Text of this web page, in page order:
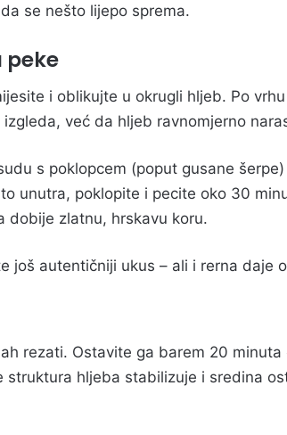
se nešto lijepo sprema.
peke
i oblikujte u okrugli hljeb. Po
već da hljeb ravnomjerno
s poklopcem (poput gusane
unutra, poklopite i pecite oko 30
dobije zlatnu, hrskavu koru.
još autentičniji ukus – ali i rerna daje
rezati. Ostavite ga barem 20 minuta
hljeba stabilizuje i sredina